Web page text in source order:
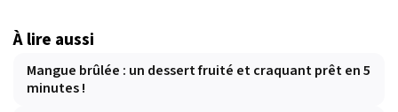
À lire aussi
Mangue brûlée : un dessert fruité et craquant prêt en 5
minutes !